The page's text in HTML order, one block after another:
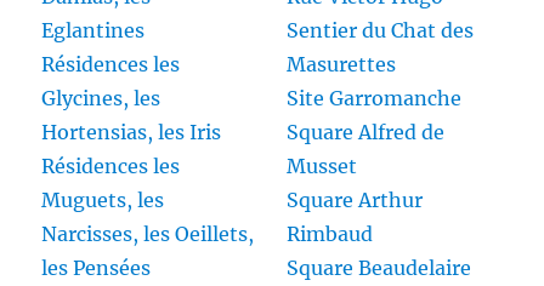
Eglantines
Résidences les
Glycines, les
Hortensias, les Iris
Résidences les
Muguets, les
Narcisses, les Oeillets,
les Pensées
Sentier du Chat des
Masurettes
Site Garromanche
Square Alfred de
Musset
Square Arthur
Rimbaud
Square Beaudelaire